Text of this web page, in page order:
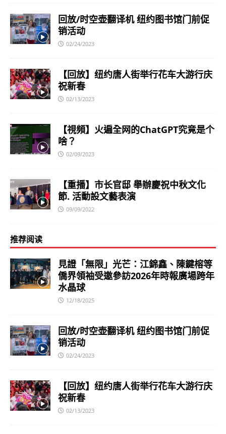
回放/时空壶翻译机 纽约图书馆门前促
销活动
02/24/2023
【回放】纽约唐人街举行花车大游行庆
祝新春
02/13/2023
【視頻】火遍全网的ChatGPT究竟是个
啥？
02/09/2023
【重播】市长官邸 舉辦慶祝中秋文化
節. 活動設文藝表演
09/09/2022
推荐阅读
見證「無限」光芒：江錦鑫、陳鍵榕等
僑界領袖受邀參訪2026年時報廣場跨年
水晶球
12/18/2025
回放/时空壶翻译机 纽约图书馆门前促
销活动
02/24/2023
【回放】纽约唐人街举行花车大游行庆
祝新春
02/13/2023